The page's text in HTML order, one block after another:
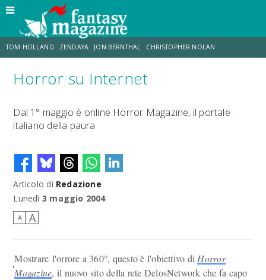
TOM HOLLAND ZENDAYA JON BERNTHAL CHRISTOPHER NOLAN
STRANIMONDI LUCCA COMICS & GAMES ODISSEA
JACOB BATALON ERIK SOMMERS
Horror su Internet
Dal 1° maggio è online Horror Magazine, il portale
italiano della paura
Articolo di Redazione
Lunedì 3 maggio 2004
A A
Mostrare l'orrore a 360°, questo è l'obiettivo di Horror
Magazine, il nuovo sito della rete DelosNetwork che fa capo